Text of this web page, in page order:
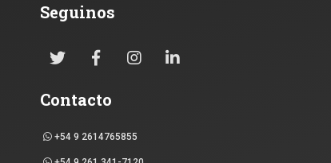
Seguinos
Contacto
+54 9 2614765855